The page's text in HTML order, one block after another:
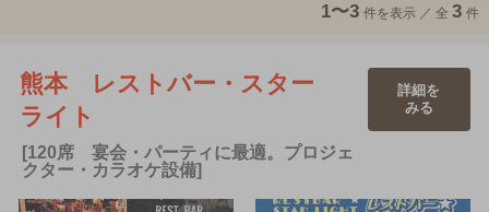
1〜3 件を表示 ／ 全 3 件
熊本 レストバー・スター
ライト
[120席 宴会・パーティに最適。プロジェ
クター・カラオケ設備]
詳細を
みる